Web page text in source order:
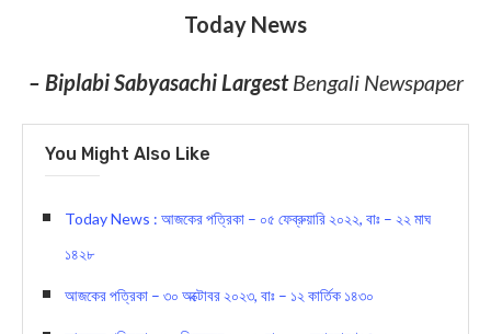
Today News
– Biplabi Sabyasachi LargestBengali Newspaper
You Might Also Like
Today News : আজকের পত্রিকা – ০৫ ফেব্রুয়ারি ২০২২, বাঃ – ২২ মাঘ
১৪২৮
আজকের পত্রিকা – ৩০ অক্টোবর ২০২৩, বাঃ – ১২ কার্তিক ১৪৩০